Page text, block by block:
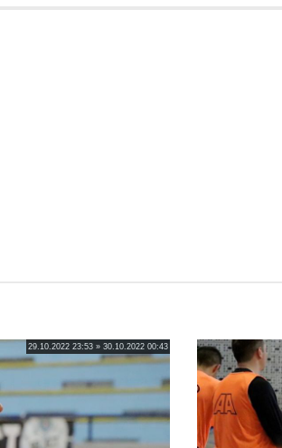
29.10.2022 23:53 » 30.10.2022 00:43